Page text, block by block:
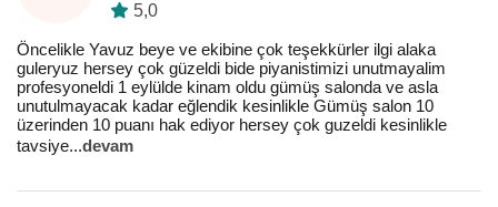
5,0
Öncelikle Yavuz beye ve ekibine çok teşekkürler ilgi alaka
guleryuz hersey çok güzeldi bide piyanistimizi unutmayalim
profesyoneldi 1 eylülde kinam oldu gümüş salonda ve asla
unutulmayacak kadar eğlendik kesinlikle Gümüş salon 10
üzerinden 10 puanı hak ediyor hersey çok guzeldi kesinlikle
tavsiye...devam